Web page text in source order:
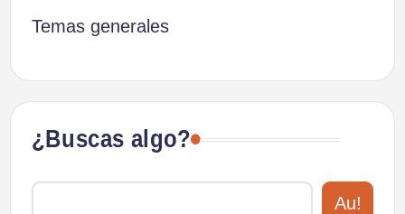
Temas generales
¿Buscas algo?
Au!